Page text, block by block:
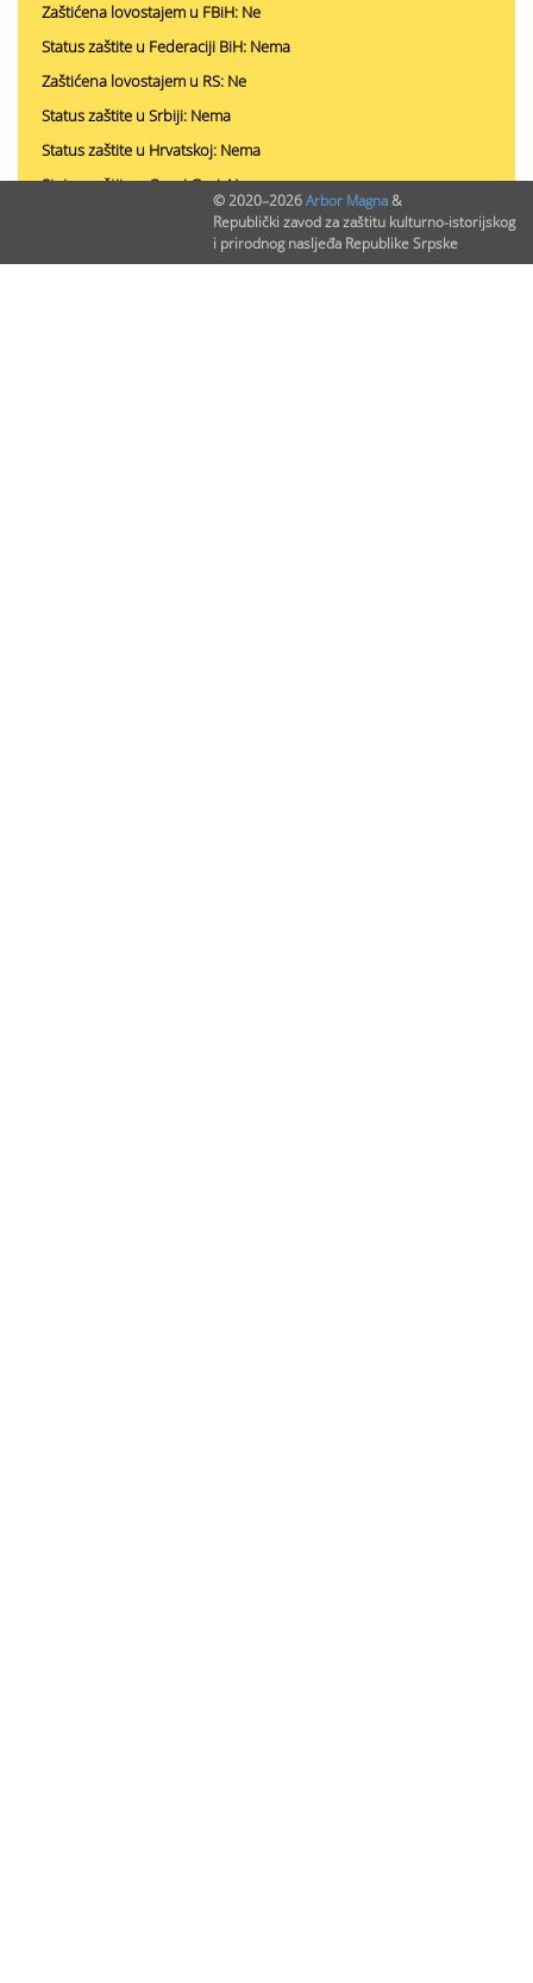
Zaštićena lovostajem u FBiH: Ne
Status zaštite u Federaciji BiH: Nema
Zaštićena lovostajem u RS: Ne
Status zaštite u Srbiji: Nema
Status zaštite u Hrvatskoj: Nema
Status zaštite u Crnoj Gori: Nema
PODACI O NALAZIMA (ukupno 0)
© 2020–2026Arbor Magna&
Republički zavod za zaštitu kulturno-istorijskog
i prirodnog nasljeđa Republike Srpske